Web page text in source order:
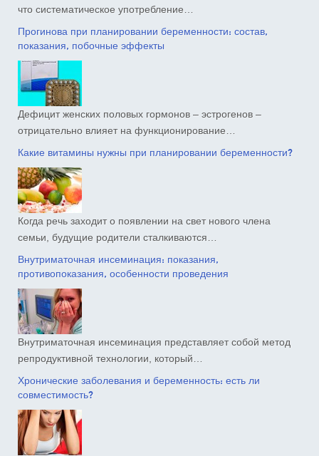
что систематическое употребление…
Прогинова при планировании беременности: состав,
показания, побочные эффекты
Дефицит женских половых гормонов – эстрогенов –
отрицательно влияет на функционирование…
Какие витамины нужны при планировании беременности?
Когда речь заходит о появлении на свет нового члена
семьи, будущие родители сталкиваются…
Внутриматочная инсеминация: показания,
противопоказания, особенности проведения
Внутриматочная инсеминация представляет собой метод
репродуктивной технологии, который…
Хронические заболевания и беременность: есть ли
совместимость?